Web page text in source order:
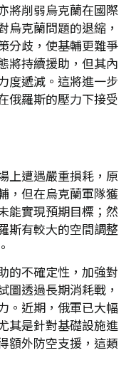
將削弱烏克蘭在國際
烏克蘭問題的退縮，
分歧，使基輔更難爭
將持續援助，但其內
度遞減。這將進一步
俄羅斯的壓力下接受
上遭遇嚴重損耗，原
，但在烏克蘭軍隊獲
能實現預期目標；然
斯有較大的空間調整
的不確定性，加強對
圖透過長期消耗戰，
。近期，俄軍已大幅
其是針對基礎設施進
額外防空支援，這類